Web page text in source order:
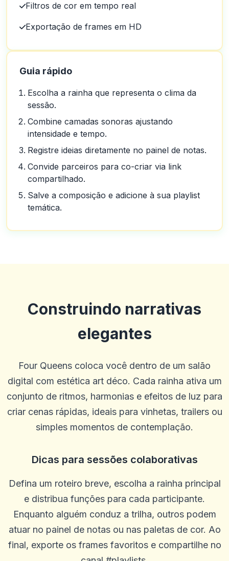
Filtros de cor em tempo real
Exportação de frames em HD
Guia rápido
Escolha a rainha que representa o clima da
sessão.
Combine camadas sonoras ajustando
intensidade e tempo.
Registre ideias diretamente no painel de notas.
Convide parceiros para co-criar via link
compartilhado.
Salve a composição e adicione à sua playlist
temática.
Construindo narrativas
elegantes
Four Queens coloca você dentro de um salão
digital com estética art déco. Cada rainha ativa um
conjunto de ritmos, harmonias e efeitos de luz para
criar cenas rápidas, ideais para vinhetas, trailers ou
simples momentos de contemplação.
Dicas para sessões colaborativas
Defina um roteiro breve, escolha a rainha principal
e distribua funções para cada participante.
Enquanto alguém conduz a trilha, outros podem
atuar no painel de notas ou nas paletas de cor. Ao
final, exporte os frames favoritos e compartilhe no
2025-10-22 03:17:18
O atendimento ao cliente é muito prestativo e pontual. Eles falarão
incríveis e pagamentos realmente fáceis!
0 0
J
Joseph Migliore
Ampla gama de opções de apostas com boas probabilidades
0 0